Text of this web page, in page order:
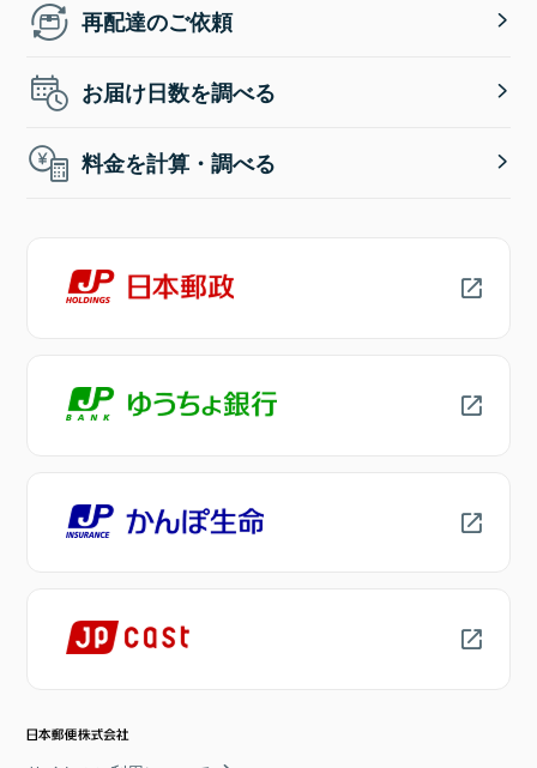
再配達のご依頼
お届け日数を調べる
料金を計算・調べる